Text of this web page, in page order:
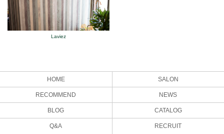
Laviez
HOME SALON
RECOMMEND NEWS
BLOG CATALOG
Q&A RECRUIT